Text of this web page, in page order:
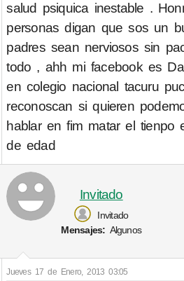
salud psiquica inestable .
personas digan que sos un
padres sean nerviosos sin
todo , ahh mi facebook es
en colegio nacional tacuru
reconoscan si quieren
hablar en fim matar el tienpo
de edad
Invitado
Invitado
Mensajes: Algunos
Jueves 17 de Enero, 2013 03:05